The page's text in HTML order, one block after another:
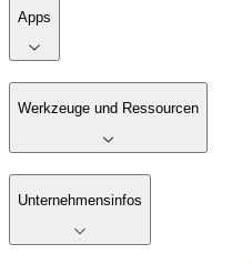
Apps
Werkzeuge und Ressourcen
Unternehmensinfos